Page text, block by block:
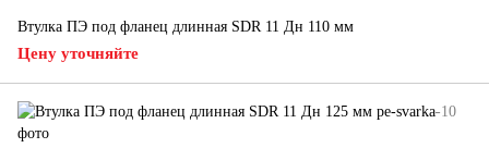
Втулка ПЭ под фланец длинная SDR 11 Дн 110 мм
Цену уточняйте